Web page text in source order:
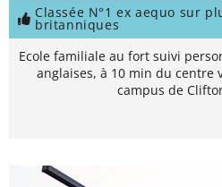
Classée N°1 ex aequo sur
britanniques
Ecole familiale au fort suivi
anglaises, à 10 min du centre
campus de